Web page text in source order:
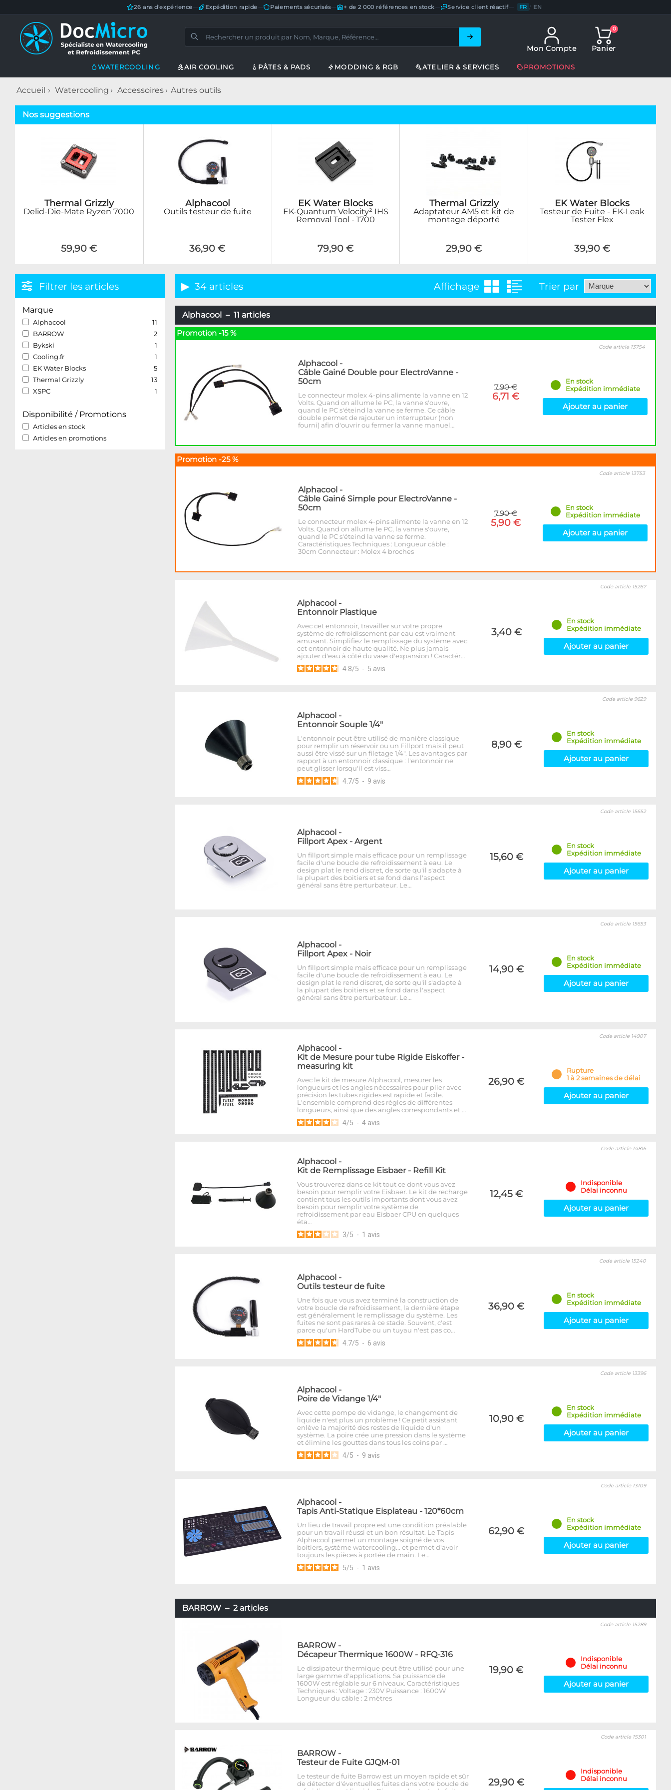
26 ans d'expérience Expédition rapide Paiements sécurisés— + de 2 000 références en stock Service client réactif— FR / EN
Mon Compte
0
Panier
WATERCOOLING AIR COOLING PÂTES & PADS MODDING & RGB ATELIER & SERVICES PROMOTIONS
Accueil Watercooling Accessoires Autres outils
Nos suggestions
Thermal Grizzly
Delid-Die-Mate Ryzen 7000
59,90 €
Alphacool
Outils testeur de fuite
36,90 €
EK Water Blocks
EK-Quantum Velocity² IHS
Removal Tool - 1700
79,90 €
Thermal Grizzly
Adaptateur AM5 et kit de
montage déporté
29,90 €
EK Water Blocks
Testeur de Fuite - EK-Leak
Tester Flex
39,90 €
Filtrer les articles
Marque
Alphacool
11
BARROW
2
Bykski
1
Cooling.fr
1
EK Water Blocks
5
Thermal Grizzly
13
XSPC
1
Disponibilité / Promotions
Articles en stock
Articles en promotions
34 articles Affichage Trier par
Alphacool – 11 articles
Promotion -15 %
Alphacool -
Câble Gainé Double pour ElectroVanne -
50cm
Le connecteur molex 4-pins alimente la vanne en 12
Volts. Quand on allume le PC, la vanne s'ouvre,
quand le PC s'éteind la vanne se ferme. Ce câble
double permet de rajouter un interrupteur (non
fourni) afin d'ouvrir ou fermer la vanne manuel…
7,90 €
6,71 €
Code article 13754
En stock
Expédition immédiate
Ajouter au panier
Promotion -25 %
Alphacool -
Câble Gainé Simple pour ElectroVanne -
50cm
Le connecteur molex 4-pins alimente la vanne en 12
Volts. Quand on allume le PC, la vanne s'ouvre,
quand le PC s'éteind la vanne se ferme.
Caractéristiques Techniques : Longueur câble :
30cm Connecteur : Molex 4 broches
7,90 €
5,90 €
Code article 13753
En stock
Expédition immédiate
Ajouter au panier
Alphacool -
Entonnoir Plastique
Avec cet entonnoir, travailler sur votre propre
système de refroidissement par eau est vraiment
amusant. Simplifiez le remplissage du système avec
cet entonnoir de haute qualité. Ne plus jamais
ajouter d'eau à côté du vase d'expansion ! Caractér…
4.8/5 - 5 avis
3,40 €
Code article 15267
En stock
Expédition immédiate
Ajouter au panier
Alphacool -
Entonnoir Souple 1/4"
L'entonnoir peut être utilisé de manière classique
pour remplir un réservoir ou un Fillport mais il peut
aussi être vissé sur un filetage 1/4". Les avantages par
rapport à un entonnoir classique : l'entonnoir ne
peut glisser lorsqu'il est viss…
4.7/5 - 9 avis
8,90 €
Code article 9629
En stock
Expédition immédiate
Ajouter au panier
Alphacool -
Fillport Apex - Argent
Un fillport simple mais efficace pour un remplissage
facile d'une boucle de refroidissement à eau. Le
design plat le rend discret, de sorte qu'il s'adapte à
la plupart des boitiers et se fond dans l'aspect
général sans être perturbateur. Le…
15,60 €
Code article 15652
En stock
Expédition immédiate
Ajouter au panier
Alphacool -
Fillport Apex - Noir
Un fillport simple mais efficace pour un remplissage
facile d'une boucle de refroidissement à eau. Le
design plat le rend discret, de sorte qu'il s'adapte à
la plupart des boitiers et se fond dans l'aspect
général sans être perturbateur. Le…
14,90 €
Code article 15653
En stock
Expédition immédiate
Ajouter au panier
Alphacool -
Kit de Mesure pour tube Rigide Eiskoffer -
measuring kit
Avec le kit de mesure Alphacool, mesurer les
longueurs et les angles nécessaires pour plier avec
précision les tubes rigides est rapide et facile.
L'ensemble comprend des règles de différentes
longueurs, ainsi que des angles correspondants et …
4/5 - 4 avis
26,90 €
Code article 14907
Rupture
1 à 2 semaines de délai
Ajouter au panier
Alphacool -
Kit de Remplissage Eisbaer - Refill Kit
Vous trouverez dans ce kit tout ce dont vous avez
besoin pour remplir votre Eisbaer. Le kit de recharge
contient tous les outils importants dont vous avez
besoin pour remplir votre système de
refroidissement par eau Eisbaer CPU en quelques
éta…
3/5 - 1 avis
12,45 €
Code article 14816
Indisponible
Délai inconnu
Ajouter au panier
Alphacool -
Outils testeur de fuite
Une fois que vous avez terminé la construction de
votre boucle de refroidissement, la dernière étape
est généralement le remplissage du système. Les
fuites ne sont pas rares à ce stade. Souvent, c'est
parce qu'un HardTube ou un tuyau n'est pas co…
4.7/5 - 6 avis
36,90 €
Code article 15240
En stock
Expédition immédiate
Ajouter au panier
Alphacool -
Poire de Vidange 1/4"
Avec cette pompe de vidange, le changement de
liquide n'est plus un problème ! Ce petit assistant
enlève la majorité des restes de liquide d'un
système. La poire crée une pression dans le système
et élimine les gouttes dans tous les coins par …
4/5 - 9 avis
10,90 €
Code article 13396
En stock
Expédition immédiate
Ajouter au panier
Alphacool -
Tapis Anti-Statique Eisplateau - 120*60cm
Un lieu de travail propre est une condition préalable
pour un travail réussi et un bon résultat. Le Tapis
Alphacool permet un montage soigné de vos
boitiers, système watercooling... et permet d'avoir
toujours les pièces à portée de main. Le…
5/5 - 1 avis
62,90 €
Code article 13109
En stock
Expédition immédiate
Ajouter au panier
BARROW – 2 articles
BARROW -
Décapeur Thermique 1600W - RFQ-316
Le dissipateur thermique peut être utilisé pour une
large gamme d'applications. Sa puissance de
1600W est réglable sur 6 niveaux. Caractéristiques
Techniques : Voltage : 230V Puissance : 1600W
Longueur du câble : 2 mètres
19,90 €
Code article 15289
Indisponible
Délai inconnu
Ajouter au panier
BARROW -
Testeur de Fuite GJQM-01
Le testeur de fuite Barrow est un moyen rapide et sûr
de détecter d'éventuelles fuites dans votre boucle de
29,90 €
Code article 15301
Indisponible
Délai inconnu